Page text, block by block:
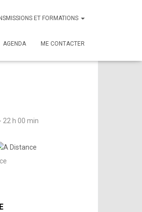
ET FORMATIONS
AGENDA ME CONTACTER
22 h 00 min